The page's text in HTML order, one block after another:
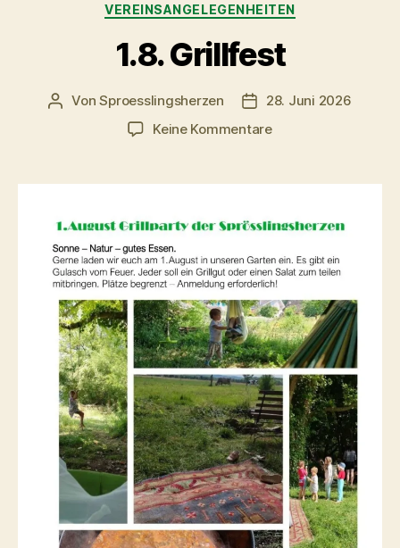
VEREINSANGELEGENHEITEN
1.8. Grillfest
Beitragsautor
VonSproesslingsherzen
28. Juni 2026
Keine Kommentarezu